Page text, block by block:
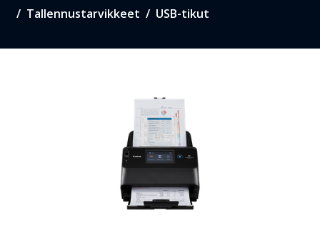
Tallennustarvikkeet USB-tikut